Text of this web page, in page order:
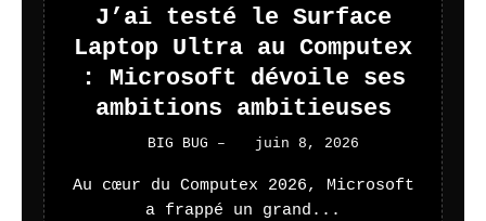
J’ai testé le Surface
Laptop Ultra au Computex
: Microsoft dévoile ses
ambitions ambitieuses
BIG BUG – juin 8, 2026
Au cœur du Computex 2026, Microsoft
a frappé un grand...